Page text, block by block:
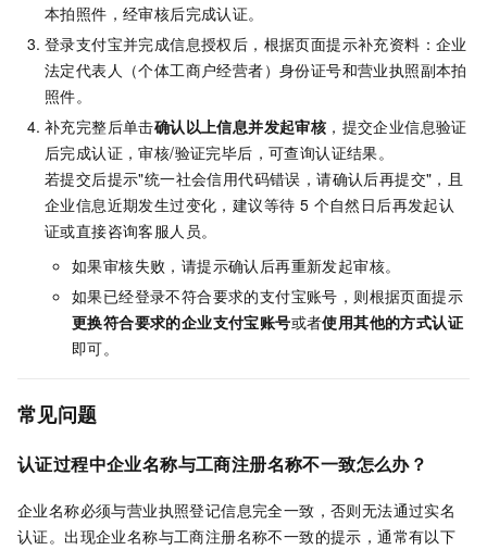
本拍照件，经审核后完成认证。
登录支付宝并完成信息授权后，根据页面提示补充资料：企业
法定代表人（个体工商户经营者）身份证号和营业执照副本拍
照件。
补充完整后单击确认以上信息并发起审核 ，提交企业信息验证
后完成认证，审核/验证完毕后，可查询认证结果。
若提交后提示"统一社会信用代码错误，请确认后再提交"，且
企业信息近期发生过变化，建议等待 5 个自然日后再发起认
证或直接咨询客服人员。
如果审核失败，请提示确认后再重新发起审核。
如果已经登录不符合要求的支付宝账号，则根据页面提示
更换符合要求的企业支付宝账号或者使用其他的方式认证
即可。
常见问题
认证过程中企业名称与工商注册名称不一致怎么办？
企业名称必须与营业执照登记信息完全一致，否则无法通过实名
认证。出现企业名称与工商注册名称不一致的提示，通常有以下